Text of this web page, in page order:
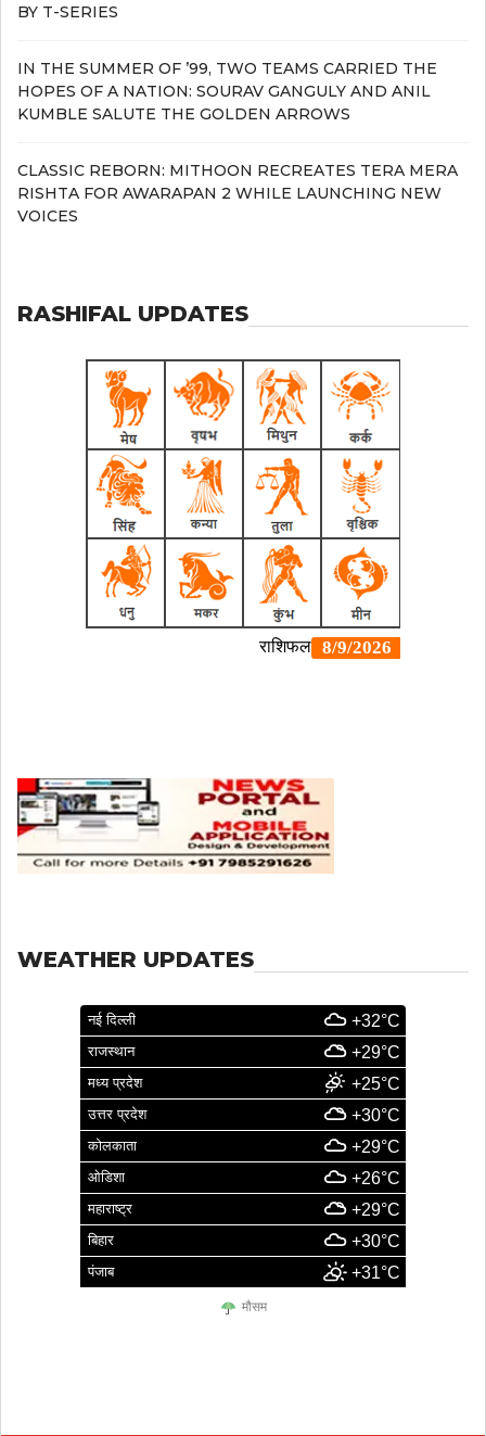
BY T-SERIES
IN THE SUMMER OF ’99, TWO TEAMS CARRIED THE
HOPES OF A NATION: SOURAV GANGULY AND ANIL
KUMBLE SALUTE THE GOLDEN ARROWS
CLASSIC REBORN: MITHOON RECREATES TERA MERA
RISHTA FOR AWARAPAN 2 WHILE LAUNCHING NEW
VOICES
RASHIFAL UPDATES
WEATHER UPDATES
नई दिल्ली +32°C
राजस्थान +29°C
मध्य प्रदेश +25°C
उत्तर प्रदेश +30°C
कोलकाता +29°C
ओडिशा +26°C
महाराष्ट्र +29°C
बिहार +30°C
पंजाब +31°C
मौसम